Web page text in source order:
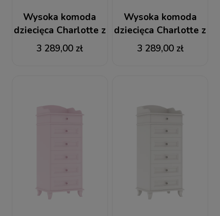
Wysoka komoda
dziecięca Charlotte z
szufladami kremowa
3 289,00 zł
Wysoka komoda
dziecięca Charlotte z
szufladami szara
3 289,00 zł